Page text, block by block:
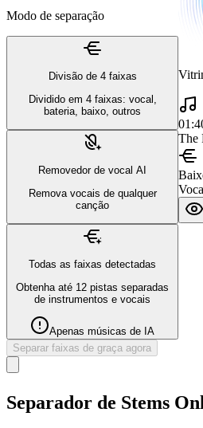
Modo de separação
Divisão de 4 faixas
Dividido em 4 faixas: vocal,
bateria, baixo, outros
Removedor de vocal AI
Remova vocais de qualquer
canção
Todas as faixas detectadas
Obtenha até 12 pistas separadas
de instrumentos e vocais
Apenas músicas de IA
Separar faixas de graça agora
The
Separador de Stems